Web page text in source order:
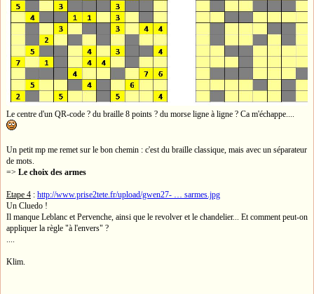
Le centre d'un QR-code ? du braille 8 points ? du morse ligne à ligne ? Ca m'échappe....
Un petit mp me remet sur le bon chemin : c'est du braille classique, mais avec un séparateur
de mots.
=> Le choix des armes
Etape 4 : http://www.prise2tete.fr/upload/gwen27- … sarmes.jpg
Un Cluedo !
Il manque Leblanc et Pervenche, ainsi que le revolver et le chandelier... Et comment peut-on
appliquer la règle "à l'envers" ?
....
Klim.